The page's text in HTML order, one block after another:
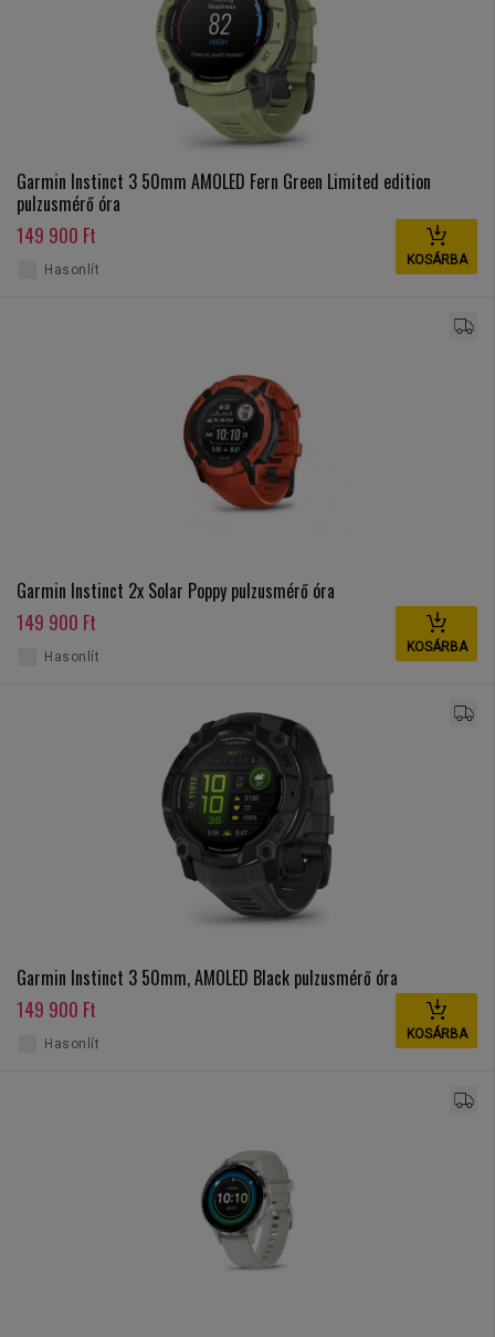
Garmin Instinct 3 50mm AMOLED Fern Green Limited edition
pulzusmérő óra
149 900 Ft
KOSÁRBA
Hasonlít
Garmin Instinct 2x Solar Poppy pulzusmérő óra
149 900 Ft
KOSÁRBA
Hasonlít
Garmin Instinct 3 50mm, AMOLED Black pulzusmérő óra
149 900 Ft
KOSÁRBA
Hasonlít